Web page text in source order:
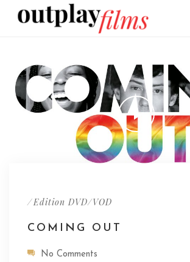
/Edition DVD/VOD
COMING OUT
No Comments